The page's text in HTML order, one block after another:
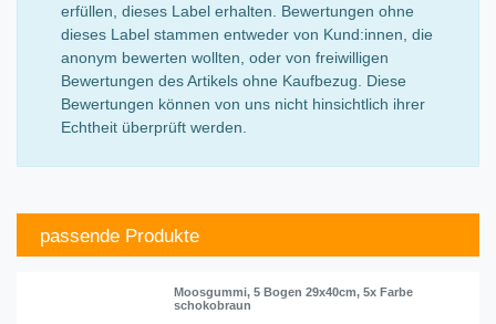
erfüllen, dieses Label erhalten. Bewertungen ohne
dieses Label stammen entweder von Kund:innen, die
anonym bewerten wollten, oder von freiwilligen
Bewertungen des Artikels ohne Kaufbezug. Diese
Bewertungen können von uns nicht hinsichtlich ihrer
Echtheit überprüft werden.
passende Produkte
Moosgummi, 5 Bogen 29x40cm, 5x Farbe
schokobraun